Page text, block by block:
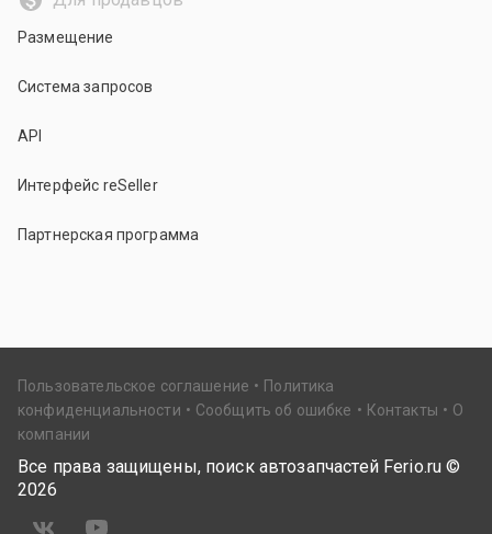
Размещение
Система запросов
API
Интерфейс reSeller
Партнерская программа
Пользовательское соглашение
Политика
конфиденциальности
Сообщить об ошибке Контакты
О
компании
Все права защищены, поиск автозапчастей Ferio.ru ©
2026